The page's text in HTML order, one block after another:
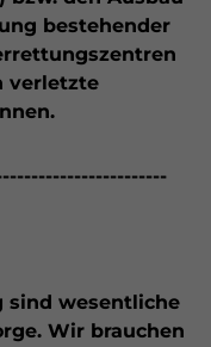
bestehender
verletzte
sind wesentliche
Wir brauchen